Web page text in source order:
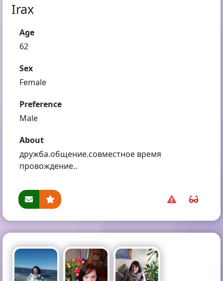
Irax
Age
62
Sex
Female
Preference
Male
About
дружба.общение.совместное время
провождение..